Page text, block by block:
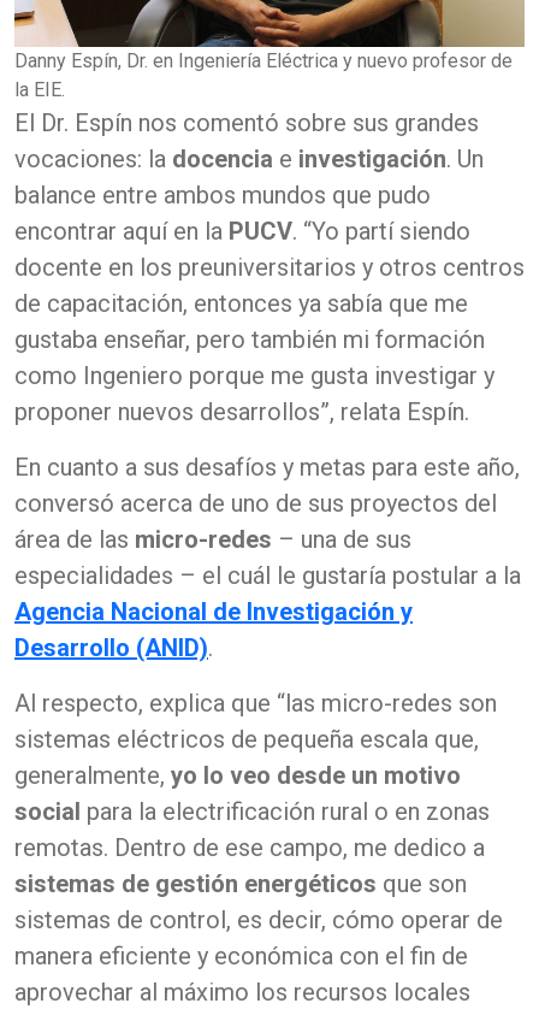
Danny Espín, Dr. en Ingeniería Eléctrica y nuevo profesor de
la EIE.
El Dr. Espín nos comentó sobre sus grandes
vocaciones: la docencia e investigación. Un
balance entre ambos mundos que pudo
encontrar aquí en la PUCV. “Yo partí siendo
docente en los preuniversitarios y otros centros
de capacitación, entonces ya sabía que me
gustaba enseñar, pero también mi formación
como Ingeniero porque me gusta investigar y
proponer nuevos desarrollos”, relata Espín.
En cuanto a sus desafíos y metas para este año,
conversó acerca de uno de sus proyectos del
área de las micro-redes – una de sus
especialidades – el cuál le gustaría postular a la
Agencia Nacional de Investigación y
Desarrollo (ANID).
Al respecto, explica que “las micro-redes son
sistemas eléctricos de pequeña escala que,
generalmente, yo lo veo desde un motivo
social para la electrificación rural o en zonas
remotas. Dentro de ese campo, me dedico a
sistemas de gestión energéticos que son
sistemas de control, es decir, cómo operar de
manera eficiente y económica con el fin de
aprovechar al máximo los recursos locales